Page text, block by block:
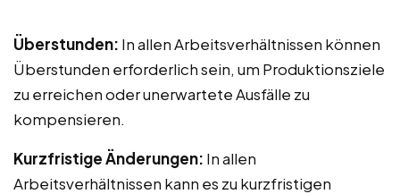
Überstunden: In allen Arbeitsverhältnissen können
Überstunden erforderlich sein, um Produktionsziele
zu erreichen oder unerwartete Ausfälle zu
kompensieren.
Kurzfristige Änderungen: In allen
Arbeitsverhältnissen kann es zu kurzfristigen